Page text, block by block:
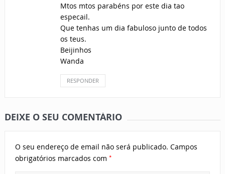
Mtos mtos parabéns por este dia tao
especail.
Que tenhas um dia fabuloso junto de todos
os teus.
Beijinhos
Wanda
RESPONDER
DEIXE O SEU COMENTÁRIO
O seu endereço de email não será publicado. Campos
obrigatórios marcados com *